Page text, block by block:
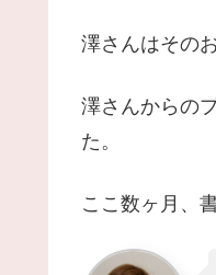
澤さんはその
澤さんからの
た。
ここ数ヶ月、